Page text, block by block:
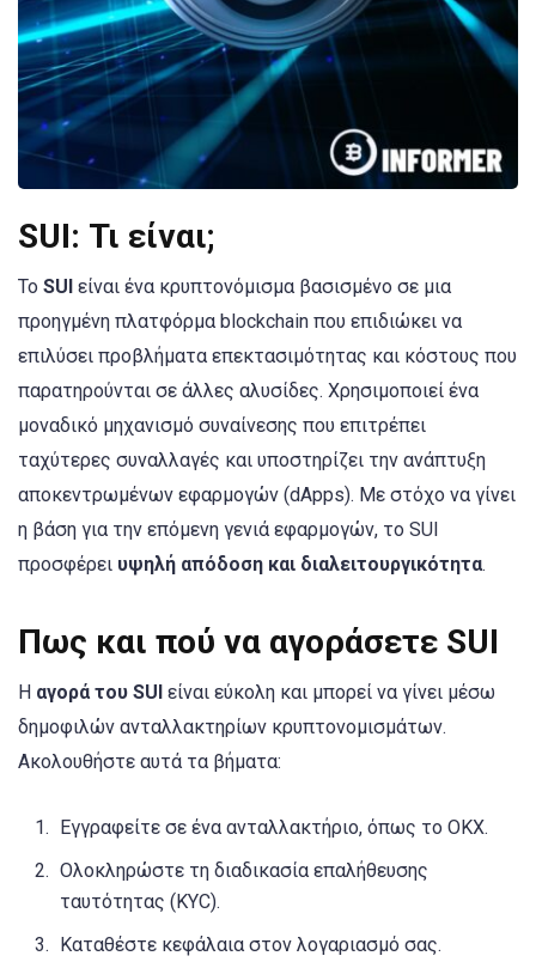
SUI: Τι είναι;
Το SUI είναι ένα κρυπτονόμισμα βασισμένο σε μια
προηγμένη πλατφόρμα blockchain που επιδιώκει να
επιλύσει προβλήματα επεκτασιμότητας και κόστους που
παρατηρούνται σε άλλες αλυσίδες. Χρησιμοποιεί ένα
μοναδικό μηχανισμό συναίνεσης που επιτρέπει
ταχύτερες συναλλαγές και υποστηρίζει την ανάπτυξη
αποκεντρωμένων εφαρμογών (dApps). Με στόχο να γίνει
η βάση για την επόμενη γενιά εφαρμογών, το SUI
προσφέρει υψηλή απόδοση και διαλειτουργικότητα.
Πως και πού να αγοράσετε SUI
Η αγορά του SUI είναι εύκολη και μπορεί να γίνει μέσω
δημοφιλών ανταλλακτηρίων κρυπτονομισμάτων.
Ακολουθήστε αυτά τα βήματα:
Εγγραφείτε σε ένα ανταλλακτήριο, όπως το OKX.
Ολοκληρώστε τη διαδικασία επαλήθευσης
ταυτότητας (KYC).
Καταθέστε κεφάλαια στον λογαριασμό σας.